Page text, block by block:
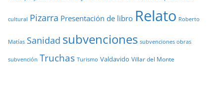
cultural Pizarra Presentación de libro Relato Roberto
Matías Sanidad subvenciones subvenciones obras
subvención Truchas Turismo Valdavido Villar del Monte